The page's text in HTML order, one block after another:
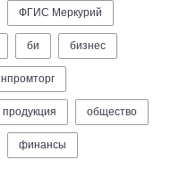
ФГИС Меркурий
би бизнес
общество
финансы